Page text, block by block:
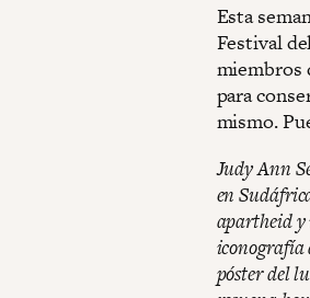
Esta
Festival
miembros
para
mismo.
Judy Ann
en
apartheid y
iconografía
póster del